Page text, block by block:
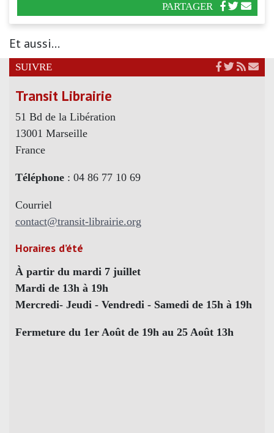
PARTAGER
Et aussi...
SUIVRE
Transit Librairie
51 Bd de la Libération
13001 Marseille
France
Téléphone : 04 86 77 10 69
Courriel
contact@transit-librairie.org
Horaires d’été
À partir du mardi 7 juillet
Mardi de 13h à 19h
Mercredi- Jeudi - Vendredi - Samedi de 15h à 19h
Fermeture du 1er Août de 19h au 25 Août 13h